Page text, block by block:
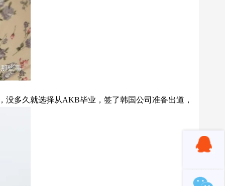
多久就选择从AKB毕业，签了韩国公司准备出道，